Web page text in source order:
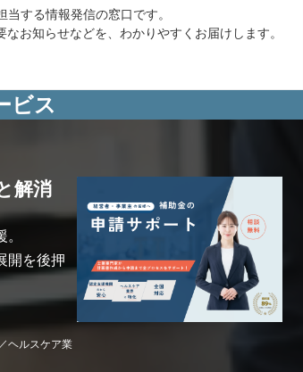
する情報発信の窓口です。
お知らせなどを、わかりやすくお届けします。
ビス
解消
開を後押
ヘルスケア業